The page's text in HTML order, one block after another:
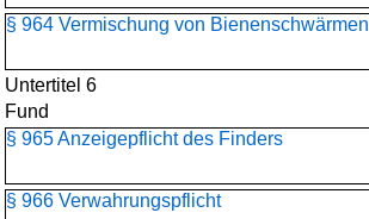
§ 964 Vermischung von Bienenschwärmen
Untertitel 6
Fund
§ 965 Anzeigepflicht des Finders
§ 966 Verwahrungspflicht